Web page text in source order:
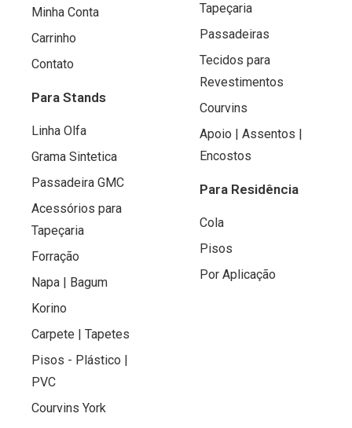
Minha Conta
Carrinho
Contato
Para Stands
Linha Olfa
Grama Sintetica
Passadeira GMC
Acessórios para
Tapeçaria
Forração
Napa | Bagum
Korino
Carpete | Tapetes
Pisos - Plástico |
PVC
Courvins York
Tapeçaria
Passadeiras
Tecidos para
Revestimentos
Courvins
Apoio | Assentos |
Encostos
Para Residência
Cola
Pisos
Por Aplicação